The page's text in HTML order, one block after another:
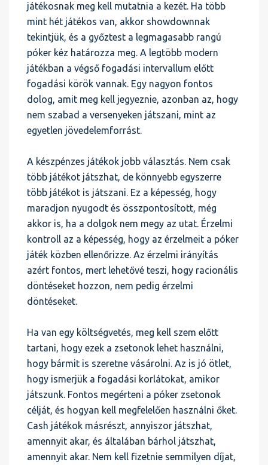
játékosnak meg kell mutatnia a kezét. Ha több
mint hét játékos van, akkor showdownnak
tekintjük, és a győztest a legmagasabb rangú
póker kéz határozza meg. A legtöbb modern
játékban a végső fogadási intervallum előtt
fogadási körök vannak. Egy nagyon fontos
dolog, amit meg kell jegyeznie, azonban az, hogy
nem szabad a versenyeken játszani, mint az
egyetlen jövedelemforrást.
A készpénzes játékok jobb választás. Nem csak
több játékot játszhat, de könnyebb egyszerre
több játékot is játszani. Ez a képesség, hogy
maradjon nyugodt és összpontosított, még
akkor is, ha a dolgok nem megy az utat. Érzelmi
kontroll az a képesség, hogy az érzelmeit a póker
játék közben ellenőrizze. Az érzelmi irányítás
azért fontos, mert lehetővé teszi, hogy racionális
döntéseket hozzon, nem pedig érzelmi
döntéseket.
Ha van egy költségvetés, meg kell szem előtt
tartani, hogy ezek a zsetonok lehet használni,
hogy bármit is szeretne vásárolni. Az is jó ötlet,
hogy ismerjük a fogadási korlátokat, amikor
játszunk. Fontos megérteni a póker zsetonok
célját, és hogyan kell megfelelően használni őket.
Cash játékok másrészt, annyiszor játszhat,
amennyit akar, és általában bárhol játszhat,
amennyit akar. Nem kell fizetnie semmilyen díjat,